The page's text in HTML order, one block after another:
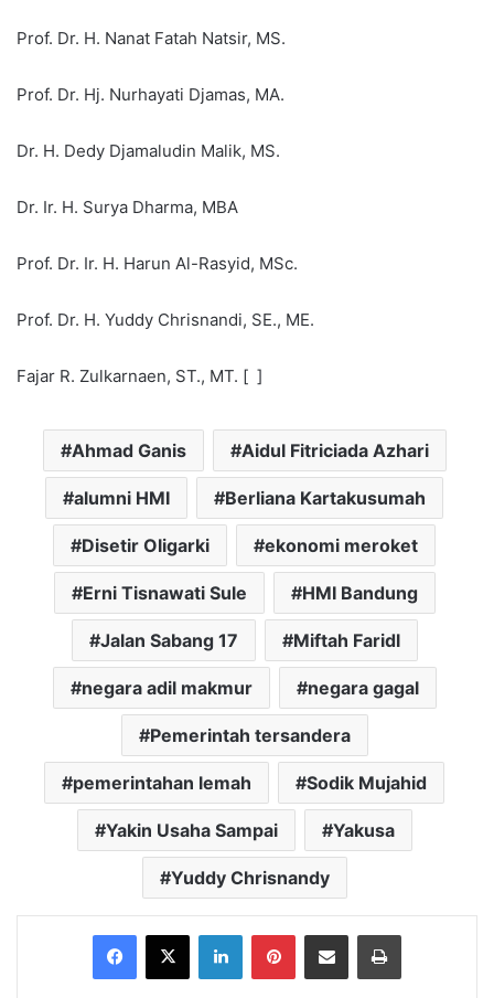
Prof. Dr. H. Nanat Fatah Natsir, MS.
Prof. Dr. Hj. Nurhayati Djamas, MA.
Dr. H. Dedy Djamaludin Malik, MS.
Dr. Ir. H. Surya Dharma, MBA
Prof. Dr. Ir. H. Harun Al-Rasyid, MSc.
Prof. Dr. H. Yuddy Chrisnandi, SE., ME.
Fajar R. Zulkarnaen, ST., MT. [ ]
Ahmad Ganis Aidul Fitriciada Azhari
alumni HMI Berliana Kartakusumah
Disetir Oligarki ekonomi meroket
Erni Tisnawati Sule HMI Bandung
Jalan Sabang 17 Miftah Faridl
negara adil makmur negara gagal
Pemerintah tersandera
pemerintahan lemah Sodik Mujahid
Yakin Usaha Sampai Yakusa
Yuddy Chrisnandy
Facebook
X LinkedInPinterestShare via Email Print